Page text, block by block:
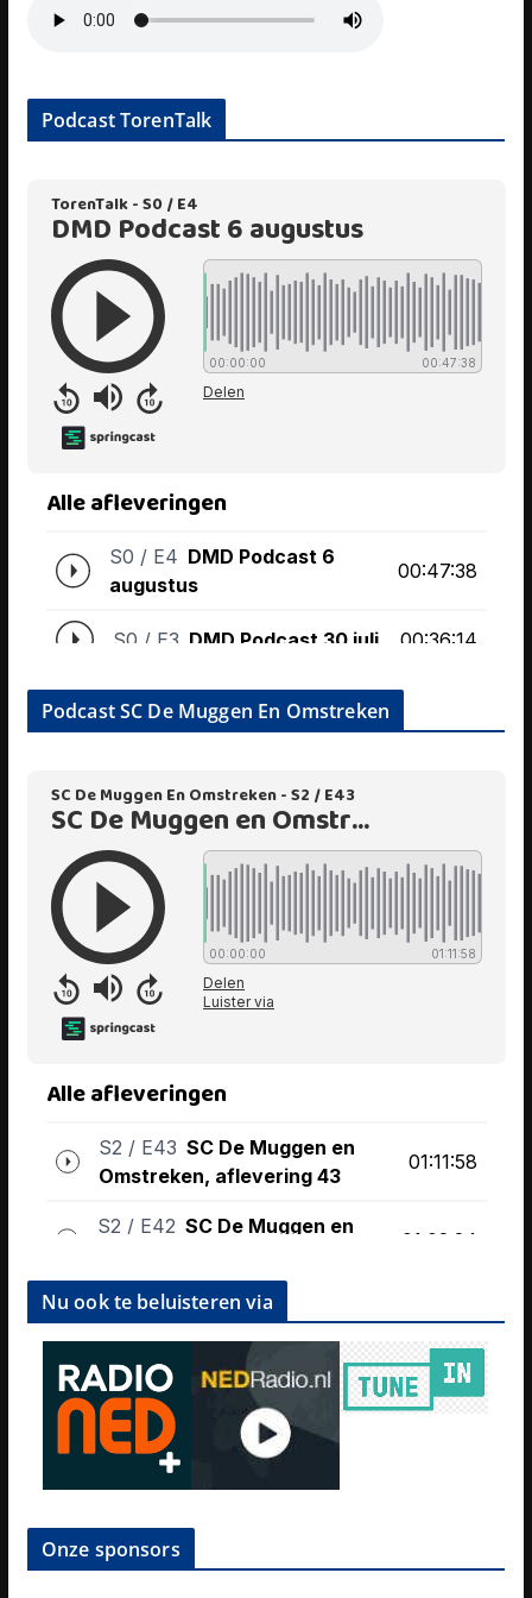
Podcast TorenTalk
Podcast SC De Muggen En Omstreken
Nu ook te beluisteren via
Onze sponsors